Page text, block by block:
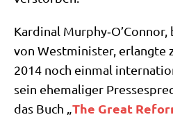
Kar­di­nal
von West­mi­ni­ster, erlang­te
2014 noch ein­mal
sein ehe­ma­li­ger
das Buch „ The Gre­at